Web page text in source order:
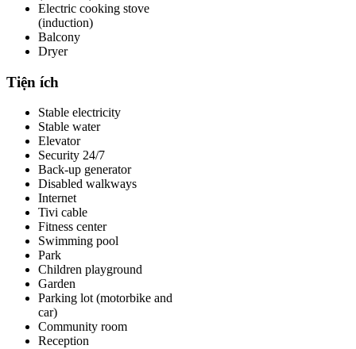
Electric cooking stove
(induction)
Balcony
Dryer
Tiện ích
Stable electricity
Stable water
Elevator
Security 24/7
Back-up generator
Disabled walkways
Internet
Tivi cable
Fitness center
Swimming pool
Park
Children playground
Garden
Parking lot (motorbike and
car)
Community room
Reception